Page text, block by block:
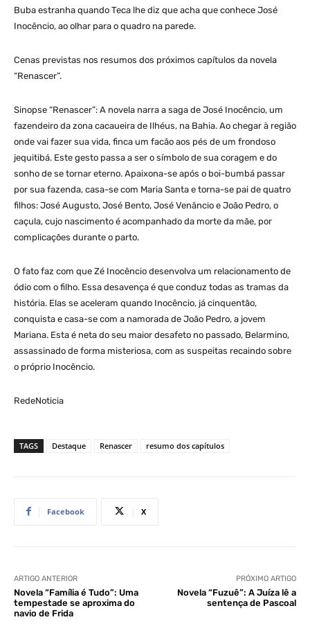
Buba estranha quando Teca lhe diz que acha que conhece José
Inocêncio, ao olhar para o quadro na parede.
Cenas previstas nos resumos dos próximos capítulos da novela
“Renascer”.
Sinopse “Renascer”: A novela narra a saga de José Inocêncio, um
fazendeiro da zona cacaueira de Ilhéus, na Bahia. Ao chegar à região
onde vai fazer sua vida, finca um facão aos pés de um frondoso
jequitibá. Este gesto passa a ser o símbolo de sua coragem e do
sonho de se tornar eterno. Apaixona-se após o boi-bumbá passar
por sua fazenda, casa-se com Maria Santa e torna-se pai de quatro
filhos: José Augusto, José Bento, José Venâncio e João Pedro, o
caçula, cujo nascimento é acompanhado da morte da mãe, por
complicações durante o parto.
O fato faz com que Zé Inocêncio desenvolva um relacionamento de
ódio com o filho. Essa desavença é que conduz todas as tramas da
história. Elas se aceleram quando Inocêncio, já cinquentão,
conquista e casa-se com a namorada de João Pedro, a jovem
Mariana. Esta é neta do seu maior desafeto no passado, Belarmino,
assassinado de forma misteriosa, com as suspeitas recaindo sobre
o próprio Inocêncio.
RedeNoticia
TAGS Destaque Renascer resumo dos capítulos
Facebook X
ARTIGO ANTERIOR
Novela “Família é Tudo”: Uma
tempestade se aproxima do
navio de Frida
PRÓXIMO ARTIGO
Novela “Fuzuê”: A Juíza lê a
sentença de Pascoal